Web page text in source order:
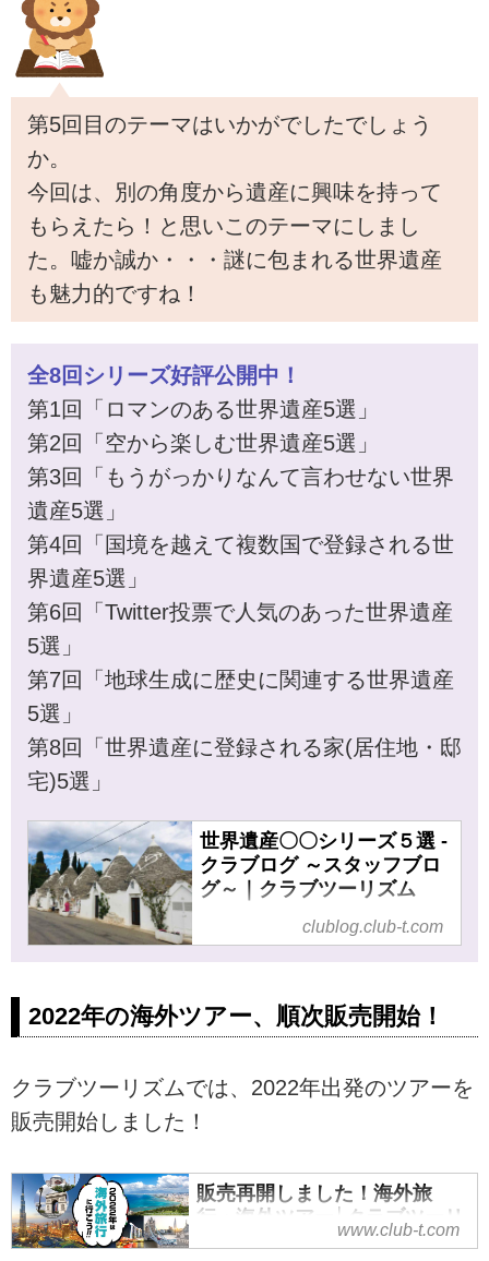
第5回目のテーマはいかがでしたでしょう
か。
今回は、別の角度から遺産に興味を持って
もらえたら！と思いこのテーマにしまし
た。嘘か誠か・・・謎に包まれる世界遺産
も魅力的ですね！
全8回シリーズ好評公開中！
第1回「ロマンのある世界遺産5選」
第2回「空から楽しむ世界遺産5選」
第3回「もうがっかりなんて言わせない世界
遺産5選」
第4回「国境を越えて複数国で登録される世
界遺産5選」
第6回「Twitter投票で人気のあった世界遺産
5選」
第7回「地球生成に歴史に関連する世界遺産
5選」
第8回「世界遺産に登録される家(居住地・邸
宅)5選」
世界遺産〇〇シリーズ５選 -
クラブログ ～スタッフブロ
グ～｜クラブツーリズム
世界遺産〇〇シリーズ５選 の記
事一覧 - 仲間が広がる、旅が深
ーへ出かけましょう。北海道、
畿、四国、九州、ヨーロッパ、
アジア、オセアニア、アメリ
添乗員、旅館、ホテル、そして
観光施設の方によるブログをご
覧いただけます。旅行先から？
仕事場から？スタッフ一押しの
clublog.club-t.com
2022年の海外ツアー、順次販売開始！
クラブツーリズムでは、2022年出発のツアーを
販売開始しました！
販売再開しました！海外旅
行・海外ツアー│クラブツーリ
www.club-t.com